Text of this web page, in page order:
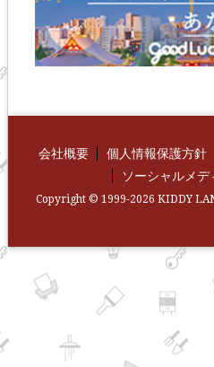
会社概要 個人情報保護方針
ソーシャルメデ
Copyright © 1999-2026 KIDDY